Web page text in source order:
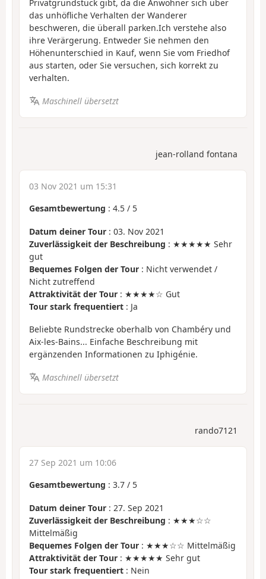
Privatgrundstück gibt, da die Anwohner sich über
das unhöfliche Verhalten der Wanderer
beschweren, die überall parken.Ich verstehe also
ihre Verärgerung. Entweder Sie nehmen den
Höhenunterschied in Kauf, wenn Sie vom Friedhof
aus starten, oder Sie versuchen, sich korrekt zu
verhalten.
Maschinell übersetzt
jean-rolland fontana
03 Nov 2021 um 15:31
Gesamtbewertung : 4.5 / 5
Datum deiner Tour : 03. Nov 2021
Zuverlässigkeit der Beschreibung : ★★★★★ Sehr
gut
Bequemes Folgen der Tour : Nicht verwendet /
Nicht zutreffend
Attraktivität der Tour : ★★★★☆ Gut
Tour stark frequentiert : Ja
Beliebte Rundstrecke oberhalb von Chambéry und
Aix-les-Bains... Einfache Beschreibung mit
ergänzenden Informationen zu Iphigénie.
Maschinell übersetzt
rando7121
27 Sep 2021 um 10:06
Gesamtbewertung : 3.7 / 5
Datum deiner Tour : 27. Sep 2021
Zuverlässigkeit der Beschreibung : ★★★☆☆
Mittelmäßig
Bequemes Folgen der Tour : ★★★☆☆ Mittelmäßig
Attraktivität der Tour : ★★★★★ Sehr gut
Tour stark frequentiert : Nein